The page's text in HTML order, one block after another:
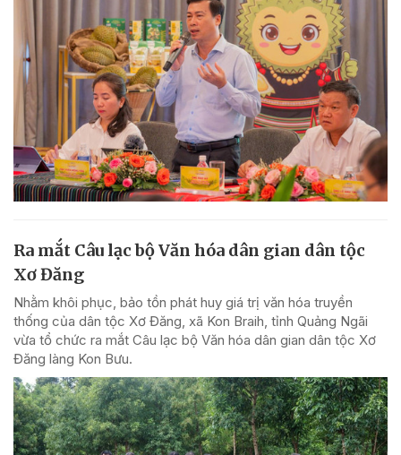
Ra mắt Câu lạc bộ Văn hóa dân gian dân tộc
Xơ Đăng
Nhằm khôi phục, bảo tồn phát huy giá trị văn hóa truyền
thống của dân tộc Xơ Đăng, xã Kon Braih, tỉnh Quảng Ngãi
vừa tổ chức ra mắt Câu lạc bộ Văn hóa dân gian dân tộc Xơ
Đăng làng Kon Bưu.